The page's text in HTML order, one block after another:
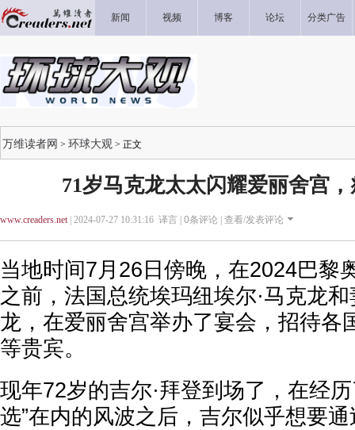
新闻 视频 博客 论坛 分类广告
万维读者网 > 环球大观 > 正文
71岁马克龙太太闪耀爱丽舍宫
www.creaders.net| 2024-07-27 10:31:16 译言 | 0条评论 | 查看/发表评论
当地时间7月26日傍晚，在2024巴黎
之前，法国总统埃玛纽埃尔·马克龙
龙，在爱丽舍宫举办了宴会，招待各
等贵宾。
现年72岁的吉尔·拜登到场了，在经
选”在内的风波之后，吉尔似乎想要